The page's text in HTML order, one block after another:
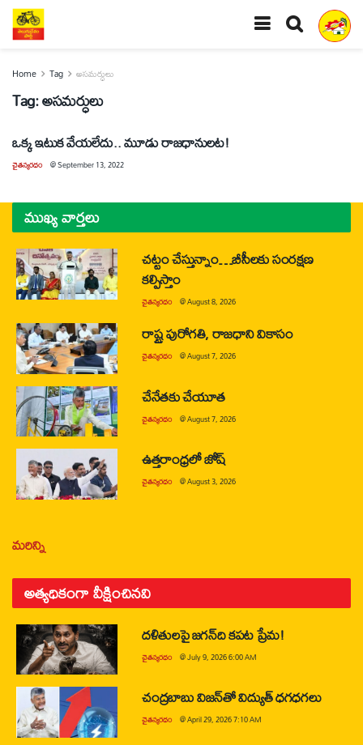
Home Tag అసమర్ధులు
Tag:అసమర్ధులు
ఒక్క ఇటుక వేయలేదు.. మూడు రాజధానులట!
చైతన్యరధం @September 13, 2022
ముఖ్య వార్తలు
చట్టం చేస్తున్నాం…బీసీలకు సంరక్షణ
కల్పిస్తాం
చైతన్యరధం @August 8, 2026
రాష్ట్ర పురోగతి, రాజధాని వికాసం
చైతన్యరధం @August 7, 2026
చేనేతకు చేయూత
చైతన్యరధం @August 7, 2026
ఉత్తరాంధ్రలో జోష్
చైతన్యరధం @August 3, 2026
మరిన్ని
అత్యధికంగా వీక్షించినవి
దళితులపై జగన్‌ది కపట ప్రేమ!
చైతన్యరధం @July 9, 2026 6:00 AM
చంద్రబాబు విజన్‌తో విద్యుత్ ధగధగలు
చైతన్యరధం @April 29, 2026 7:10 AM